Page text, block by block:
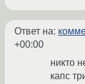
Ответ на:
+00:00
никто
капс